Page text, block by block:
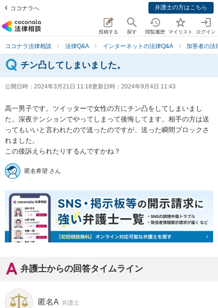
ココナラへ 弁護士の方はこちら
投稿する 探す 閲覧履歴 マイリスト ログイン
ココナラ法律相談 法律Q&A インターネットの法律Q&A 加害者の法
チン凸してしまいました。
公開日時： 2024年3月21日 11:18更新日時： 2024年9月4日 11:43
高一男子です。ツイッターで女性の方にチン凸をしてしまいまし
た。深夜テンションでやってしまって後悔してます。相手の方は送
ってもいいと言われたので送ったのですが、送った瞬間ブロックさ
れました。
この後訴えられたりするんですかね？
匿名希望 さん
弁護士からの回答タイムライン
匿名A 弁護士